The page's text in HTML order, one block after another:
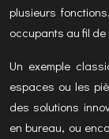
plusieurs
occupants au fil de
Un exemple
espaces ou les
des solutions
en bureau, ou